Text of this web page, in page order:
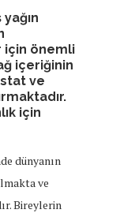
için önemli
içeriğinin
ve
için
dünyanın
ve
Bireylerin